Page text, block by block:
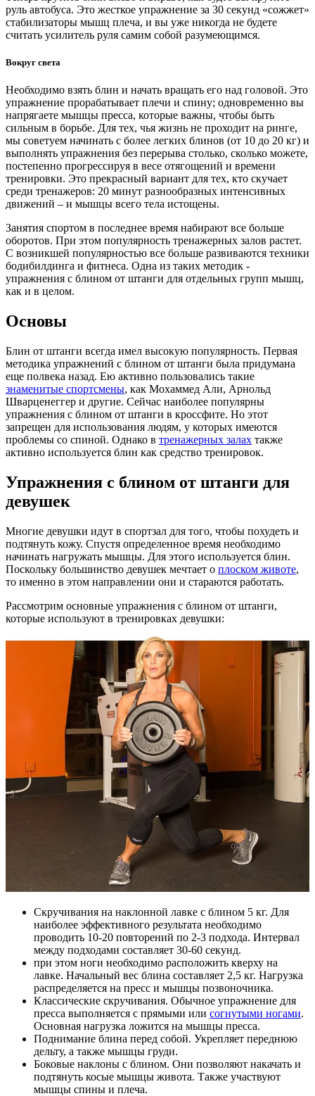
руль автобуса. Это жесткое упражнение за 30 секунд «сожжет»
стабилизаторы мышц плеча, и вы уже никогда не будете
считать усилитель руля самим собой разумеющимся.
Вокруг света
Необходимо взять блин и начать вращать его над головой. Это
упражнение прорабатывает плечи и спину; одновременно вы
напрягаете мышцы пресса, которые важны, чтобы быть
сильным в борьбе. Для тех, чья жизнь не проходит на ринге,
мы советуем начинать с более легких блинов (от 10 до 20 кг) и
выполнять упражнения без перерыва столько, сколько можете,
постепенно прогрессируя в весе отягощений и времени
тренировки. Это прекрасный вариант для тех, кто скучает
среди тренажеров: 20 минут разнообразных интенсивных
движений – и мышцы всего тела истощены.
Занятия спортом в последнее время набирают все больше
оборотов. При этом популярность тренажерных залов растет.
С возникшей популярностью все больше развиваются техники
бодибилдинга и фитнеса. Одна из таких методик -
упражнения с блином от штанги для отдельных групп мышц,
как и в целом.
Основы
Блин от штанги всегда имел высокую популярность. Первая
методика упражнений с блином от штанги была придумана
еще полвека назад. Ею активно пользовались такие
знаменитые спортсмены, как Мохаммед Али, Арнольд
Шварценеггер и другие. Сейчас наиболее популярны
упражнения с блином от штанги в кроссфите. Но этот
запрещен для использования людям, у которых имеются
проблемы со спиной. Однако в тренажерных залах также
активно используется блин как средство тренировок.
Упражнения с блином от штанги для
девушек
Многие девушки идут в спортзал для того, чтобы похудеть и
подтянуть кожу. Спустя определенное время необходимо
начинать нагружать мышцы. Для этого используется блин.
Поскольку большинство девушек мечтает о плоском животе,
то именно в этом направлении они и стараются работать.
Рассмотрим основные упражнения с блином от штанги,
которые используют в тренировках девушки:
Скручивания на наклонной лавке с блином 5 кг. Для
наиболее эффективного результата необходимо
проводить 10-20 повторений по 2-3 подхода. Интервал
между подходами составляет 30-60 секунд.
при этом ноги необходимо расположить кверху на
лавке. Начальный вес блина составляет 2,5 кг. Нагрузка
распределяется на пресс и мышцы позвоночника.
Классические скручивания. Обычное упражнение для
пресса выполняется с прямыми или согнутыми ногами.
Основная нагрузка ложится на мышцы пресса.
Поднимание блина перед собой. Укрепляет переднюю
дельту, а также мышцы груди.
Боковые наклоны с блином. Они позволяют накачать и
подтянуть косые мышцы живота. Также участвуют
мышцы спины и плеча.